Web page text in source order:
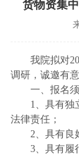
货物资集
我院拟对
调研，诚邀有
一、报名
1、具有独
法律责任；
2、具有良
3、具有履